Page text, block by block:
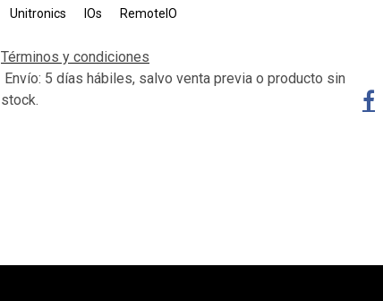
Unitronics IOs RemoteIO
Términos y condiciones
Envío: 5 días hábiles, salvo venta previa o producto sin
stock.